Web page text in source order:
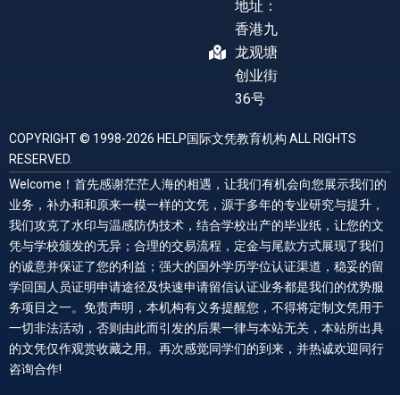
地址：
香港九
龙观塘
创业街
36号
COPYRIGHT © 1998-2026 HELP国际文凭教育机构 ALL RIGHTS
RESERVED.
Welcome！首先感谢茫茫人海的相遇，让我们有机会向您展示我们的
业务，补办和和原来一模一样的文凭，源于多年的专业研究与提升，
我们攻克了水印与温感防伪技术，结合学校出产的毕业纸，让您的文
凭与学校颁发的无异；合理的交易流程，定金与尾款方式展现了我们
的诚意并保证了您的利益；强大的国外学历学位认证渠道，稳妥的留
学回国人员证明申请途径及快速申请留信认证业务都是我们的优势服
务项目之一。免责声明，本机构有义务提醒您，不得将定制文凭用于
一切非法活动，否则由此而引发的后果一律与本站无关，本站所出具
的文凭仅作观赏收藏之用。再次感觉同学们的到来，并热诚欢迎同行
咨询合作!